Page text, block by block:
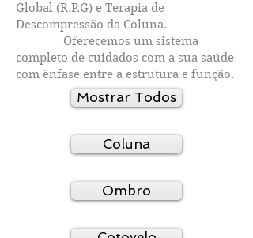
Global (R.P.G) e Terapia de
Descompressão da Coluna.
Oferecemos um sistema
completo de cuidados com a sua saúde
com ênfase entre a estrutura e função.
Mostrar Todos
Coluna
Ombro